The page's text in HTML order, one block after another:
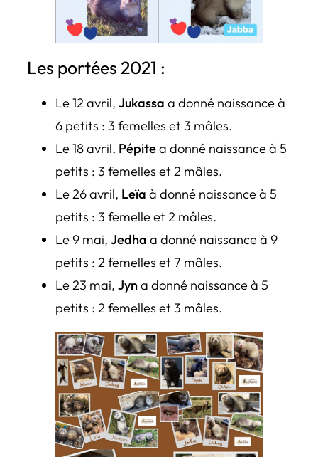
Les portées 2021 :
Le 12 avril, Jukassa a donné naissance à
6 petits : 3 femelles et 3 mâles.
Le 18 avril, Pépitea donné naissance à 5
petits : 3 femelles et 2 mâles.
Le 26 avril, Leïa à donné naissance à 5
petits : 3 femelle et 2 mâles.
Le 9 mai, Jedha a donné naissance à 9
petits : 2 femelles et 7 mâles.
Le 23 mai, Jyna donné naissance à 5
petits : 2 femelles et 3 mâles.